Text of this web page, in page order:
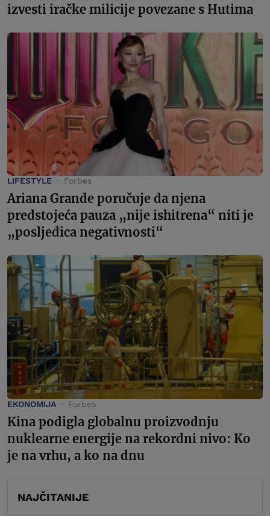
izvesti iračke milicije povezane s Hutima
LIFESTYLE Forbes
Ariana Grande poručuje da njena
predstojeća pauza „nije ishitrena“ niti je
„posljedica negativnosti“
EKONOMIJA Forbes
Kina podigla globalnu proizvodnju
nuklearne energije na rekordni nivo: Ko
je na vrhu, a ko na dnu
NAJČITANIJE